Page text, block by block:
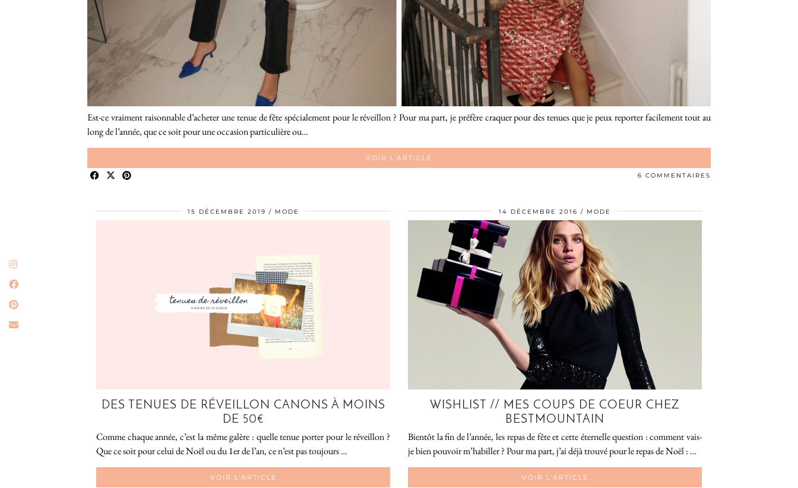
Est-ce vraiment raisonnable d’acheter une tenue de fête spécialement pour le réveillon ? Pour ma part, je préfère craquer pour des tenues que je peux reporter facilement tout au
long de l’année, que ce soit pour une occasion particulière ou…
VOIR L’ARTICLE
6 COMMENTAIRES
15 DÉCEMBRE 2019 MODE
DES TENUES DE RÉVEILLON CANONS À MOINS
DE 50€
Comme chaque année, c’est la même galère : quelle tenue porter pour le réveillon ?
Que ce soit pour celui de Noël ou du 1er de l’an, ce n’est pas toujours …
VOIR L’ARTICLE
14 DÉCEMBRE 2016 MODE
WISHLIST // MES COUPS DE COEUR CHEZ
BESTMOUNTAIN
Bientôt la fin de l’année, les repas de fête et cette éternelle question : comment vais-
je bien pouvoir m’habiller ? Pour ma part, j’ai déjà trouvé pour le repas de Noël : …
VOIR L’ARTICLE